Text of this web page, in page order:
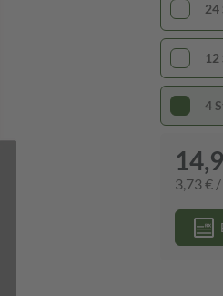
24
12
4
3,73 € /